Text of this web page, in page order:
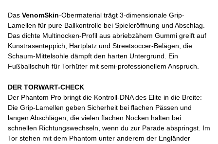
Das VenomSkin-Obermaterial trägt 3-dimensionale Grip-
Lamellen für pure Ballkontrolle bei Spieleröffnung und Abschlag.
Das dichte Multinocken-Profil aus abriebzähem Gummi greift auf
Kunstrasenteppich, Hartplatz und Streetsoccer-Belägen, die
Schaum-Mittelsohle dämpft den harten Untergrund. Ein
Fußballschuh für Torhüter mit semi-professionellem Anspruch.
DER TORWART-CHECK
Der Phantom Pro bringt die Kontroll-DNA des Elite in die Breite:
Die Grip-Lamellen geben Sicherheit bei flachen Pässen und
langen Abschlägen, die vielen flachen Nocken halten bei
schnellen Richtungswechseln, wenn du zur Parade abspringst. Im
Tor stehen mit dem Phantom unter anderem der Engländer